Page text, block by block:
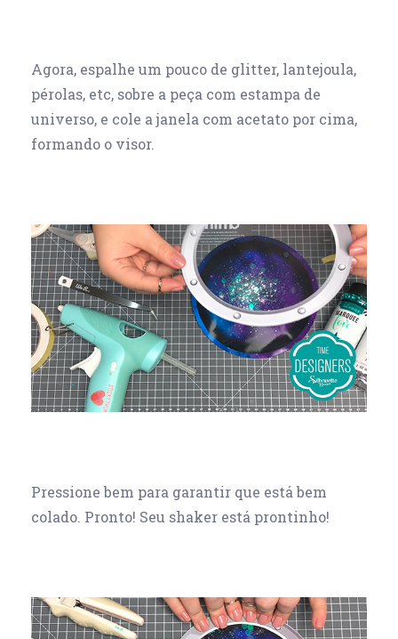
Agora, espalhe um pouco de glitter, lantejoula,
pérolas, etc, sobre a peça com estampa de
universo, e cole a janela com acetato por cima,
formando o visor.
Pressione bem para garantir que está bem
colado. Pronto! Seu shaker está prontinho!